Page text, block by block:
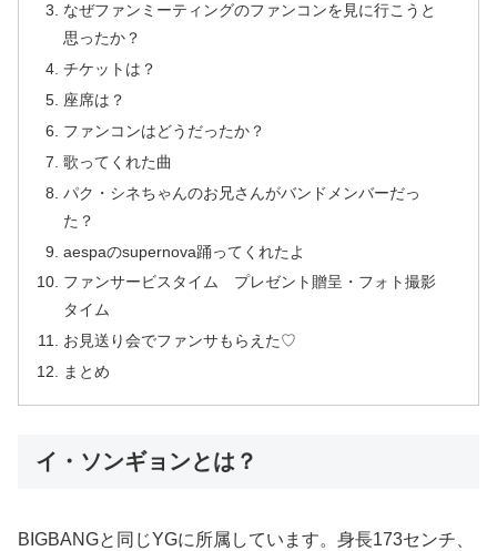
なぜファンミーティングのファンコンを見に行こうと
思ったか？
チケットは？
座席は？
ファンコンはどうだったか？
歌ってくれた曲
パク・シネちゃんのお兄さんがバンドメンバーだっ
た？
aespaのsupernova踊ってくれたよ
ファンサービスタイム プレゼント贈呈・フォト撮影
タイム
お見送り会でファンサもらえた♡
まとめ
イ・ソンギョンとは？
BIGBANGと同じYGに所属しています。身長173センチ、